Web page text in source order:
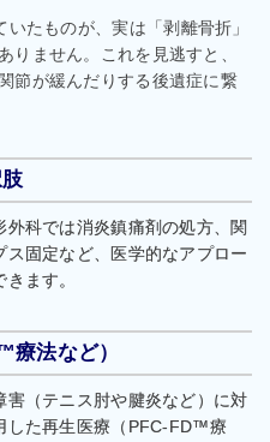
たものが、実は「剥離骨折」
りません。これを見逃すと、
節が緩んだりする後遺症に繋
科では消炎鎮痛剤の処方、関
固定など、医学的なアプロー
ます。
法など）
（テニス肘や腱炎など）に対
した再生医療（PFC-FD™療